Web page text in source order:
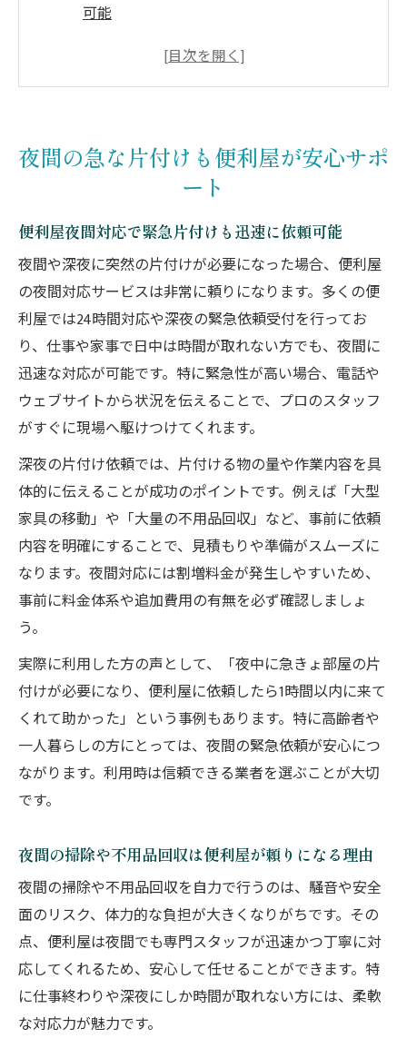
可能
夜間の掃除や不用品回収は便利屋が頼りに
便利屋夜間サービスで安心の家事代行体験
深夜の困りごとは便利屋の柔軟な対応力で
解決
深夜の便利屋依頼で日常の悩みをスピード
解決
便利屋夜間対応サービスが選ばれるポイン
ト
夜間作業も安心できる便利屋のサポート体
制
深夜でも対応可能な便利屋の依頼方法を解
説
便利屋夜間サービスで暮らしの不安を一掃
しよう
遅い時間の依頼なら便利屋夜間サービスが頼れ
る
便利屋夜間依頼のメリットと注意点を紹介
深夜でも便利屋が即対応できる理由とは
夜遅くの仕事や家事も便利屋サービスで解
決
便利屋夜間サービスは急な用事にも強い味
よう
便利屋夜間料金の目安と割増の理由を知る
夜間対応便利屋の料金比較で損しない選び
方
深夜料金の発生タイミングと便利屋の仕組
み
夜間の急な片付けも便利屋が安心サポ
ート
便利屋夜間対応で緊急片付けも迅速に依頼可能
夜間や深夜に突然の片付けが必要になった場合、便利屋
の夜間対応サービスは非常に頼りになります。多くの便
利屋では24時間対応や深夜の緊急依頼受付を行ってお
り、仕事や家事で日中は時間が取れない方でも、夜間に
迅速な対応が可能です。特に緊急性が高い場合、電話や
ウェブサイトから状況を伝えることで、プロのスタッフ
がすぐに現場へ駆けつけてくれます。
深夜の片付け依頼では、片付ける物の量や作業内容を具
体的に伝えることが成功のポイントです。例えば「大型
家具の移動」や「大量の不用品回収」など、事前に依頼
内容を明確にすることで、見積もりや準備がスムーズに
なります。夜間対応には割増料金が発生しやすいため、
事前に料金体系や追加費用の有無を必ず確認しましょ
う。
実際に利用した方の声として、「夜中に急きょ部屋の片
付けが必要になり、便利屋に依頼したら1時間以内に来て
くれて助かった」という事例もあります。特に高齢者や
一人暮らしの方にとっては、夜間の緊急依頼が安心につ
ながります。利用時は信頼できる業者を選ぶことが大切
です。
夜間の掃除や不用品回収は便利屋が頼りになる理由
夜間の掃除や不用品回収を自力で行うのは、騒音や安全
面のリスク、体力的な負担が大きくなりがちです。その
点、便利屋は夜間でも専門スタッフが迅速かつ丁寧に対
応してくれるため、安心して任せることができます。特
に仕事終わりや深夜にしか時間が取れない方には、柔軟
な対応力が魅力です。